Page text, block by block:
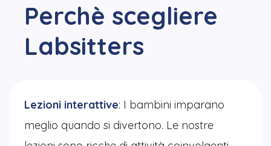
Perchè scegliere
Labsitters
Lezioni interattive: I bambini imparano
meglio quando si divertono. Le nostre